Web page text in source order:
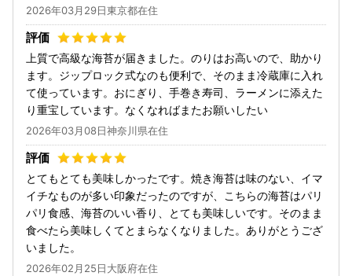
2026年03月29日東京都在住
上質で高級な海苔が届きました。のりはお高いので、助かり
ます。ジップロック式なのも便利で、そのまま冷蔵庫に入れ
て使っています。おにぎり、手巻き寿司、ラーメンに添えた
り重宝しています。なくなればまたお願いしたい
2026年03月08日神奈川県在住
とてもとても美味しかったです。焼き海苔は味のない、イマ
イチなものが多い印象だったのですが、こちらの海苔はパリ
パリ食感、海苔のいい香り、とても美味しいです。そのまま
食べたら美味しくてとまらなくなりました。ありがとうござ
いました。
2026年02月25日大阪府在住